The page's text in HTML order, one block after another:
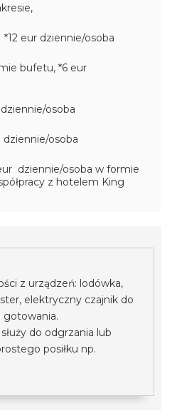
eur dziennie/osoba
bufetu, *6 eur
osoba
dziennie/osoba
dziennie/osoba w formie
z hotelem King
z urządzeń: lodówka,
elektryczny czajnik do
gotowania.
do odgrzania lub
posiłku np.